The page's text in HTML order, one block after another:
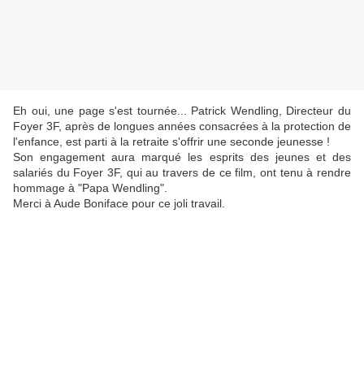
Eh oui, une page s'est tournée... Patrick Wendling, Directeur du
Foyer 3F, après de longues années consacrées à la protection de
l'enfance, est parti à la retraite s'offrir une seconde jeunesse !
Son engagement aura marqué les esprits des jeunes et des
salariés du Foyer 3F, qui au travers de ce film, ont tenu à rendre
hommage à "Papa Wendling".
Merci à Aude Boniface pour ce joli travail.